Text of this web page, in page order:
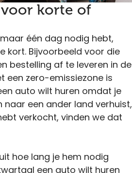
voor korte of
één dag nodig hebt,
kort. Bijvoorbeeld voor die
bestelling af te leveren in de
een zero-emissiezone is
auto wilt huren omdat je
een ander land verhuist,
verkocht, vinden we dat
hoe lang je hem nodig
een auto wilt huren